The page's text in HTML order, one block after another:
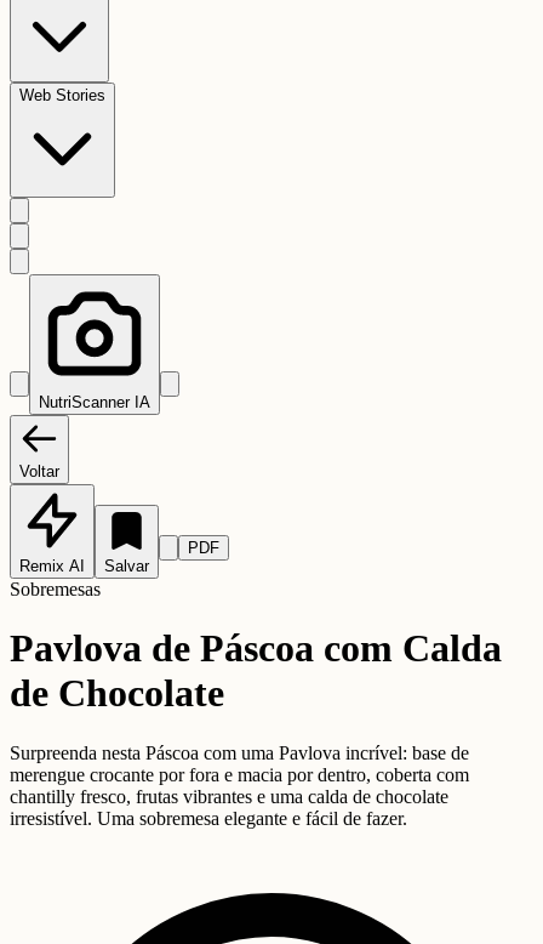
Web Stories
NutriScanner IA
Voltar
Remix AI Salvar
PDF
Sobremesas
Pavlova de Páscoa com Calda
de Chocolate
Surpreenda nesta Páscoa com uma Pavlova incrível: base de
merengue crocante por fora e macia por dentro, coberta com
chantilly fresco, frutas vibrantes e uma calda de chocolate
irresistível. Uma sobremesa elegante e fácil de fazer.